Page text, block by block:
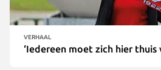
VERHAAL
‘Iedereen moet zich hier thuis